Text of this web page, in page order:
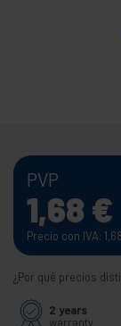
PVP
1,68 €
Precio con IVA: 1,68
¿Por qué precios
2 years
warranty